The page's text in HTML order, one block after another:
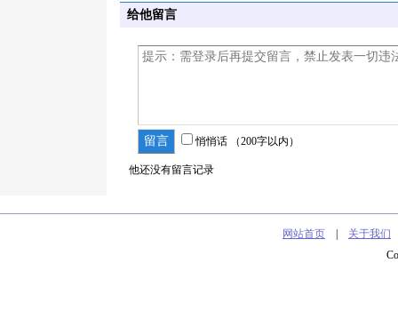
给他留言
悄悄话 （200字以内）
他还没有留言记录
网站首页 关于我们